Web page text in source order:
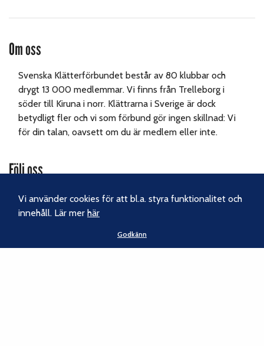
Om oss
Svenska Klätterförbundet består av 80 klubbar och
drygt 13 000 medlemmar. Vi finns från Trelleborg i
söder till Kiruna i norr. Klättrarna i Sverige är dock
betydligt fler och vi som förbund gör ingen skillnad: Vi
för din talan, oavsett om du är medlem eller inte.
Följ oss
Facebook
Instagram
Vi använder cookies för att bl.a. styra funktionalitet och
innehåll. Lär merhär
Godkänn